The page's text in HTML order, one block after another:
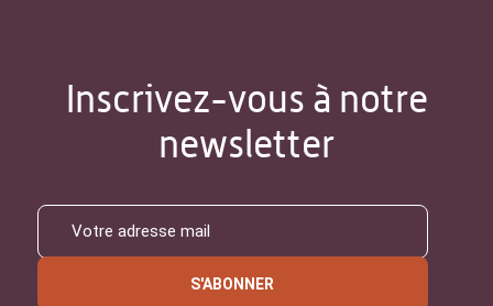
Inscrivez-vous à notre
newsletter
S'ABONNER